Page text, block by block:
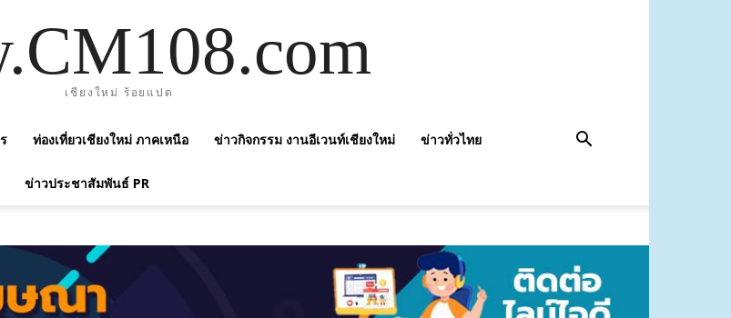
เชียงใหม่ ร้อยแปด
ท่องเที่ยวเชียงใหม่ ภาคเหนือ ข่าวกิจกรรม งานอีเวนท์เชียงใหม่ ข่าวทั่วไทย
ข่าวประชาสัมพันธ์ PR